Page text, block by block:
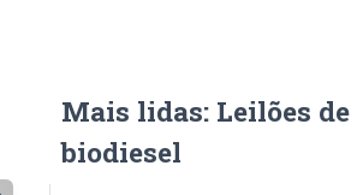
Mais lidas: Leilões de
biodiesel